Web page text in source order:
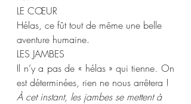
LE CŒUR
Hélas, ce fût tout de même une belle
aventure humaine.
LES JAMBES
Il n’y a pas de « hélas » qui tienne. On
est déterminées, rien ne nous arrêtera !
À cet instant, les jambes se mettent à